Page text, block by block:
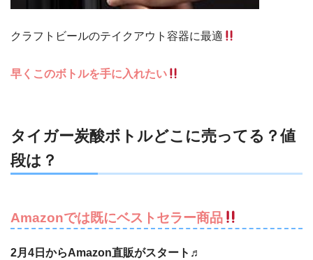
クラフトビールのテイクアウト容器に最適
早くこのボトルを手に入れたい
タイガー炭酸ボトルどこに売ってる？値
段は？
Amazonでは既にベストセラー商品
2月4日からAmazon直販がスタート♬